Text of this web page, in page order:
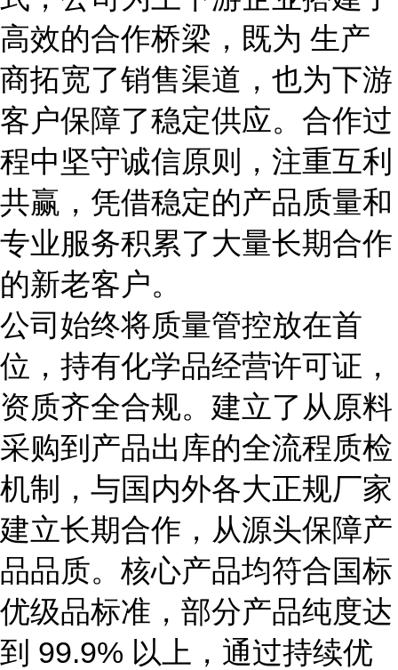
高效的合作桥梁，既为 生产
商拓宽了销售渠道，也为下游
客户保障了稳定供应。合作过
程中坚守诚信原则，注重互利
共赢，凭借稳定的产品质量和
专业服务积累了大量长期合作
的新老客户。
公司始终将质量管控放在首
位，持有化学品经营许可证，
资质齐全合规。建立了从原料
采购到产品出库的全流程质检
机制，与国内外各大正规厂家
建立长期合作，从源头保障产
品品质。核心产品均符合国标
优级品标准，部分产品纯度达
到 99.9% 以上，通过持续优